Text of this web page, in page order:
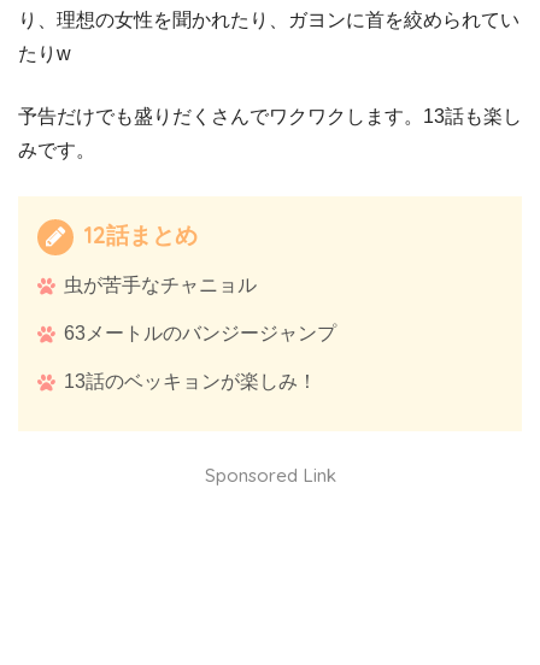
り、理想の女性を聞かれたり、ガヨンに首を絞められてい
たりw
予告だけでも盛りだくさんでワクワクします。13話も楽し
みです。
12話まとめ
虫が苦手なチャニョル
63メートルのバンジージャンプ
13話のベッキョンが楽しみ！
Sponsored Link